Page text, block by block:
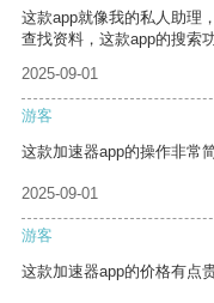
这款app就像我的私人助理
查找资料，这款app的搜索
2025-09-01
游客
这款加速器app的操作非常
2025-09-01
游客
这款加速器app的价格有点